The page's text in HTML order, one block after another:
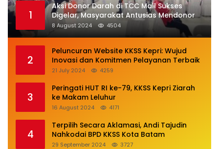
1
Aksi Donor Darah di TCC Mall Sukses
Digelar, Masyarakat Antusias Mendonor
8 August 2024 4504
2
Peluncuran Website KKSS Kepri: Wujud
Inovasi dan Komitmen Pelayanan Terbaik
21 July 2024 4259
3
Peringati HUT RI ke-79, KKSS Kepri Ziarah
ke Makam Leluhur
16 August 2024 4171
4
Terpilih Secara Aklamasi, Andi Tajudin
Nahkodai BPD KKSS Kota Batam
29 September 2024 3727